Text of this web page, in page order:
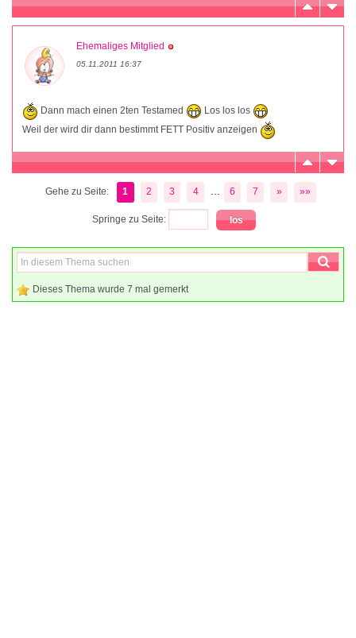
Ehemaliges Mitglied
05.11.2011 16:37
Dann mach einen 2ten Testamed
Los los los
Weil der wird dir dann bestimmt FETT Positiv anzeigen
Gehe zu Seite: 1 2 3 4 ... 6 7 » »»
Springe zu Seite:
Dieses Thema wurde 7 mal gemerkt